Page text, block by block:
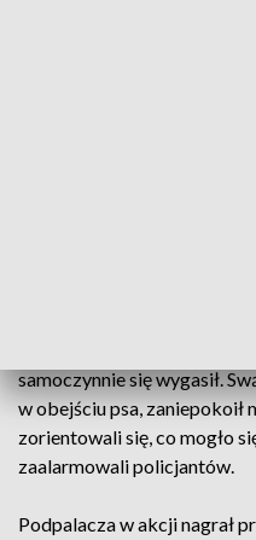
samoczynnie się wygasił.
w obejściu psa,
zorientowali się, co mogło
zaalarmowali policjantów.
Podpalacza w akcji nagrał